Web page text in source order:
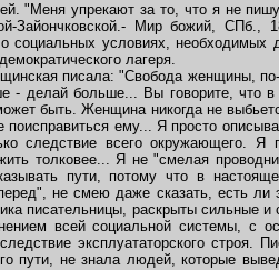
"Меня упрекают за то, что я не
Зайончковской.- Мир божий, СПб.,
социальных условиях,
лагеря.
писала: "Свобода женщины, по-
делай больше... Вы говорите, что
быть. Женщина никогда не
ему... Я просто
следствие всего окружающего.
толковее... Я не "смелая
пути, потому что в
не смею даже сказать, есть ли
писательницы, раскрыты
всей социальной системы, с
эксплуататорского строя.
пути, не знала людей, которые